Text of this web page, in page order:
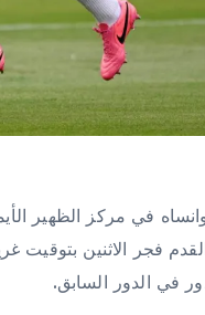
فجر الاثنين بتوقيت
في الدور السابق.